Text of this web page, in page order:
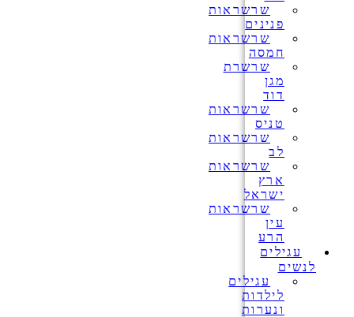
שרשראות
פנינים
שרשראות
חמסה
שרשרת
מגן
דוד
שרשראות
טניס
שרשראות
לב
שרשראות
ארץ
ישראל
שרשראות
עין
הרע
עגילים
לנשים
עגילים
לילדות
ונערות